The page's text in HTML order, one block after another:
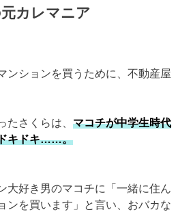
カレマニア
ンションを買うために、不動産屋
たさくらは、マコチが中学生時代
キドキ……。
大好き男のマコチに「一緒に住ん
ンを買います」と言い、おバカな